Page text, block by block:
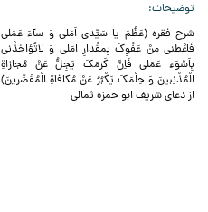
توضیحات
شرح فقره (عَظُمَ یا سَیِّدى اَمَلى وَ سآءَ عَمَلى
فَاَعْطِنى مِنْ عَفْوِکَ بِمِقْدارِ اَمَلى وَ لاتُؤاخِذْنى
بِاَسْوَءِ عَمَلى فَاِنَّ كَرَمَكَ يَجِلُّ عَنْ مُجازاةِ
الْمُذْنِبينَ وَ حِلْمَكَ يَكْبُرُ عَنْ مُكافاةِ الْمُقَصِّرينَ)
از دعای شریف ابو حمزه ثمالی